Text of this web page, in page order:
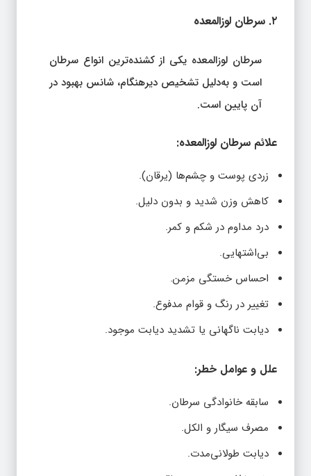
۲. سرطان لوزالمعده
سرطان لوزالمعده یکی از کشنده‌ترین انواع سرطان
است و به‌دلیل تشخیص دیرهنگام، شانس بهبود در
آن پایین است.
علائم سرطان لوزالمعده:
زردی پوست و چشم‌ها (یرقان).
کاهش وزن شدید و بدون دلیل.
درد مداوم در شکم و کمر.
بی‌اشتهایی.
احساس خستگی مزمن.
تغییر در رنگ و قوام مدفوع.
دیابت ناگهانی یا تشدید دیابت موجود.
علل و عوامل خطر:
سابقه خانوادگی سرطان.
مصرف سیگار و الکل.
دیابت طولانی‌مدت.